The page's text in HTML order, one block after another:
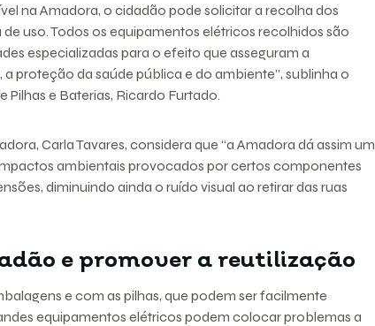
na Amadora, o cidadão pode solicitar a recolha dos
uso. Todos os equipamentos elétricos recolhidos são
especializadas para o efeito que asseguram a
proteção da saúde pública e do ambiente”, sublinha o
e Baterias, Ricardo Furtado.
Carla Tavares, considera que “a Amadora dá assim um
ambientais provocados por certos componentes
diminuindo ainda o ruído visual ao retirar das ruas
e promover a reutilização
e com as pilhas, que podem ser facilmente
equipamentos elétricos podem colocar problemas a